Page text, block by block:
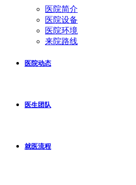
医院简介
医院设备
医院环境
来院路线
医院动态
医生团队
就医流程